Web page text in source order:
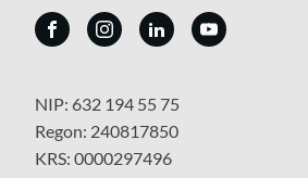
NIP: 632 194 55 75
Regon: 240817850
KRS: 0000297496